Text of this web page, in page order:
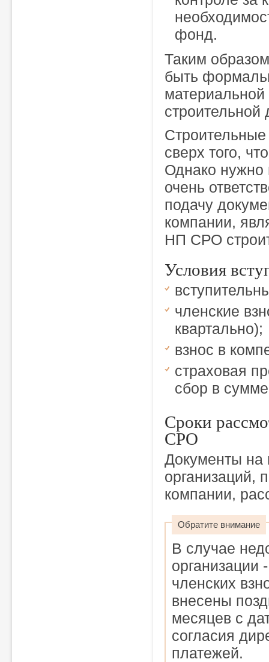
фонд.
Таким
быть
материальной
строительной
Строительные
сверх того,
Однако нужно
очень
подачу
компании,
НП СРО
Условия
членские
квартально);
взнос в
страховая
сбор в
Сроки
СРО
Документы на
организаций,
компании,
Обратите внимание
В случае
организации
членских
внесены
месяцев с
согласия
платежей.